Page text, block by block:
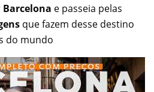
Barcelona e passeia pelas
que fazem desse destino
do mundo